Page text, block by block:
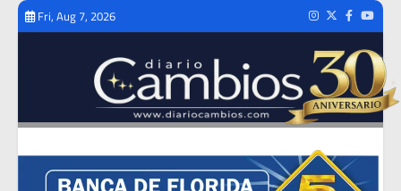
Skip
Fri, Aug 7, 2026 Instagram
TwitterFacebook